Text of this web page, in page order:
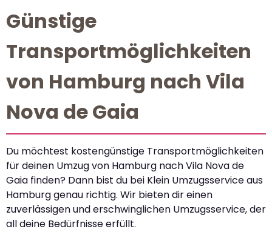
Günstige
Transportmöglichkeiten
von Hamburg nach Vila
Nova de Gaia
Du möchtest kostengünstige Transportmöglichkeiten
für deinen Umzug von Hamburg nach Vila Nova de
Gaia finden? Dann bist du bei Klein Umzugsservice aus
Hamburg genau richtig. Wir bieten dir einen
zuverlässigen und erschwinglichen Umzugsservice, der
all deine Bedürfnisse erfüllt.